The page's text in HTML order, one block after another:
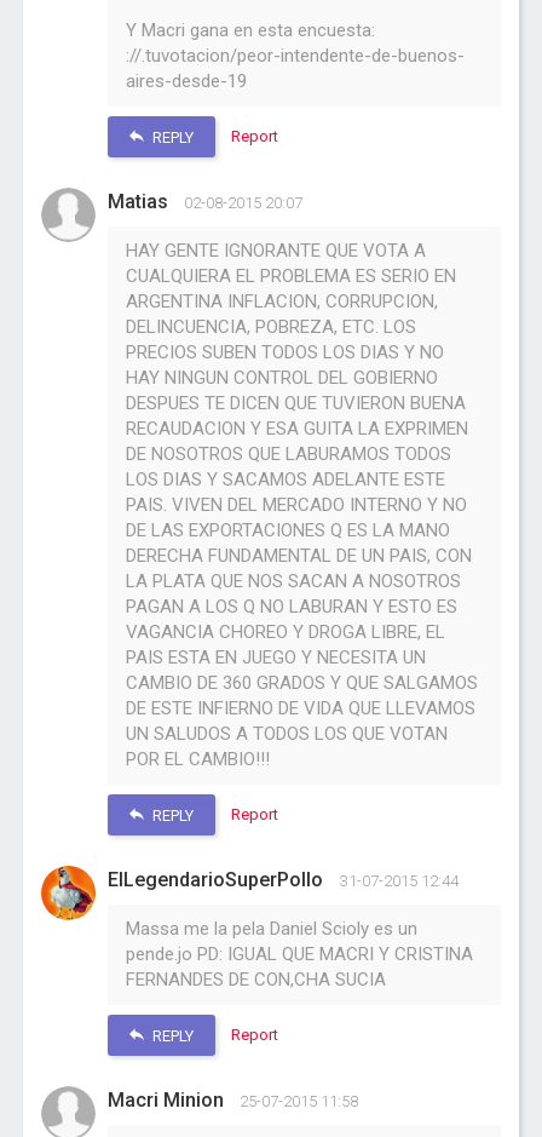
Y Macri gana en esta encuesta:
://.tuvotacion/peor-intendente-de-buenos-
aires-desde-19
REPLY Report
Matias 02-08-2015 20:07
HAY GENTE IGNORANTE QUE VOTA A
CUALQUIERA EL PROBLEMA ES SERIO EN
ARGENTINA INFLACION, CORRUPCION,
DELINCUENCIA, POBREZA, ETC. LOS
PRECIOS SUBEN TODOS LOS DIAS Y NO
HAY NINGUN CONTROL DEL GOBIERNO
DESPUES TE DICEN QUE TUVIERON BUENA
RECAUDACION Y ESA GUITA LA EXPRIMEN
DE NOSOTROS QUE LABURAMOS TODOS
LOS DIAS Y SACAMOS ADELANTE ESTE
PAIS. VIVEN DEL MERCADO INTERNO Y NO
DE LAS EXPORTACIONES Q ES LA MANO
DERECHA FUNDAMENTAL DE UN PAIS, CON
LA PLATA QUE NOS SACAN A NOSOTROS
PAGAN A LOS Q NO LABURAN Y ESTO ES
VAGANCIA CHOREO Y DROGA LIBRE, EL
PAIS ESTA EN JUEGO Y NECESITA UN
CAMBIO DE 360 GRADOS Y QUE SALGAMOS
DE ESTE INFIERNO DE VIDA QUE LLEVAMOS
UN SALUDOS A TODOS LOS QUE VOTAN
POR EL CAMBIO!!!
REPLY Report
ElLegendarioSuperPollo 31-07-2015 12:44
Massa me la pela Daniel Scioly es un
pende.jo PD: IGUAL QUE MACRI Y CRISTINA
FERNANDES DE CON,CHA SUCIA
REPLY Report
Macri Minion 25-07-2015 11:58